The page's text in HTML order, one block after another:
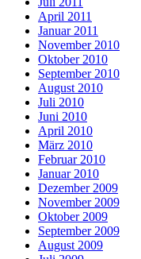
April 2011
Januar 2011
November 2010
Oktober 2010
September 2010
August 2010
Juli 2010
Juni 2010
April 2010
März 2010
Februar 2010
Januar 2010
Dezember 2009
November 2009
Oktober 2009
September 2009
August 2009